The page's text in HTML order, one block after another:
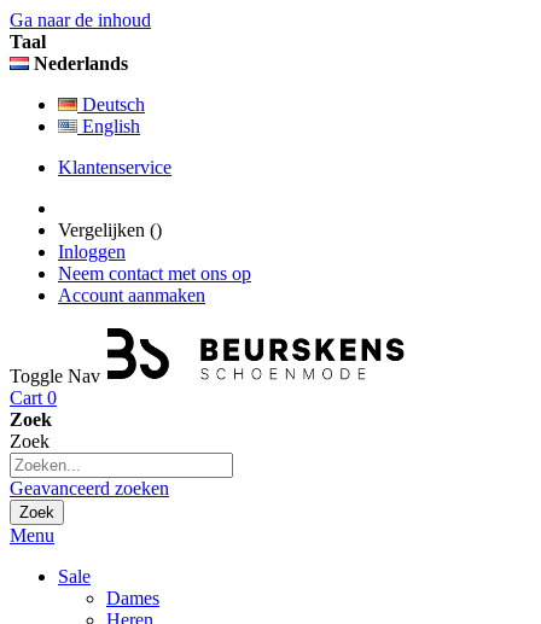
Ga naar de inhoud
Taal
Nederlands
Deutsch
English
Klantenservice
Vergelijken ()
Inloggen
Neem contact met ons op
Account aanmaken
Toggle Nav
Cart 0
Zoek
Zoek
Geavanceerd zoeken
Zoek
Menu
Sale
Dames
Heren